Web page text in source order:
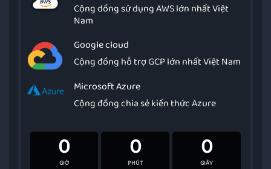
Cộng dồng sử dụng AWS lớn nhất Việt
Nam
Google cloud
Cộng đồng hỗ trợ GCP lớn nhất Việt Nam
Microsoft Azure
Cộng đồng chia sẻ kiến thức Azure
0
GIỜ 0
PHÚT 0
GIÂY